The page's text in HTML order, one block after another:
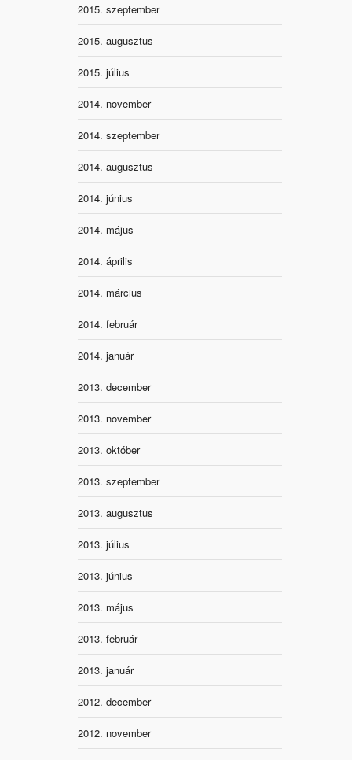
2015. szeptember
2015. augusztus
2015. július
2014. november
2014. szeptember
2014. augusztus
2014. június
2014. május
2014. április
2014. március
2014. február
2014. január
2013. december
2013. november
2013. október
2013. szeptember
2013. augusztus
2013. július
2013. június
2013. május
2013. február
2013. január
2012. december
2012. november